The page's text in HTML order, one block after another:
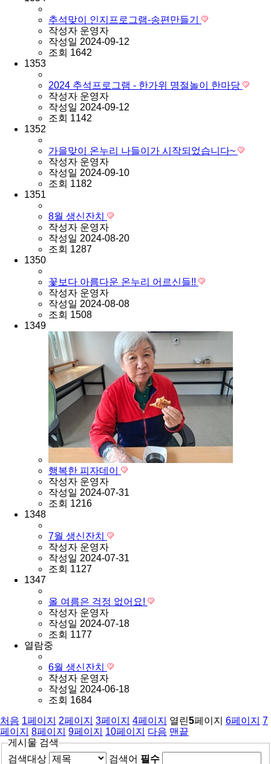
추석맞이 인지프로그램-송편만들기
작성자 운영자
작성일 2024-09-12
조회 1642
1353
2024 추석프로그램 - 한가위 명절놀이 한마당
작성자 운영자
작성일 2024-09-12
조회 1142
1352
가을맞이 온누리 나들이가 시작되었습니다~
작성자 운영자
작성일 2024-09-10
조회 1182
1351
8월 생신잔치
작성자 운영자
작성일 2024-08-20
조회 1287
1350
꽃보다 아름다운 온누리 어르신들!!
작성자 운영자
작성일 2024-08-08
조회 1508
1349
행복한 피자데이
작성자 운영자
작성일 2024-07-31
조회 1216
1348
7월 생신잔치
작성자 운영자
작성일 2024-07-31
조회 1127
1347
올 여름은 걱정 없어요!
작성자 운영자
작성일 2024-07-18
조회 1177
열람중
6월 생신잔치
작성자 운영자
작성일 2024-06-18
조회 1684
처음 1페이지 2페이지 3페이지 4페이지 열린5페이지 6페이지 7
페이지 8페이지 9페이지 10페이지 다음 맨끝
게시물 검색
검색대상
검색어 필수